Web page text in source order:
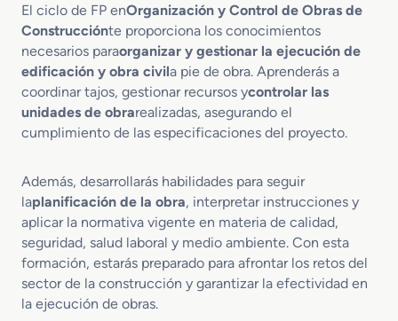
El ciclo de FP enOrganización y Control de Obras de
Construcciónte proporciona los conocimientos
necesarios paraorganizar y gestionar la ejecución de
edificación y obra civila pie de obra. Aprenderás a
coordinar tajos, gestionar recursos ycontrolar las
unidades de obrarealizadas, asegurando el
cumplimiento de las especificaciones del proyecto.
Además, desarrollarás habilidades para seguir
laplanificación de la obra, interpretar instrucciones y
aplicar la normativa vigente en materia de calidad,
seguridad, salud laboral y medio ambiente. Con esta
formación, estarás preparado para afrontar los retos del
sector de la construcción y garantizar la efectividad en
la ejecución de obras.